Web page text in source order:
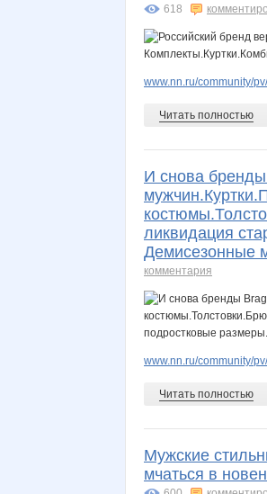
618
www.nn.ru/community/
Читать полностью
И снова
ликвидация
Демисезонные
комментария
www.nn.ru/community/
Читать полностью
Мужские
мчаться в